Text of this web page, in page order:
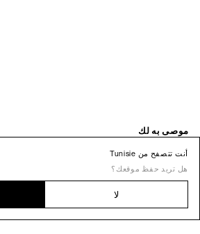
أنت تتصفح من Tunisie
هل تريد حفظ موقعك؟
لا